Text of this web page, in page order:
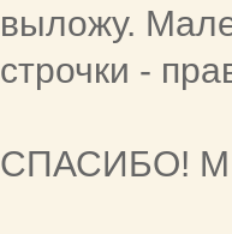
выложу.
строчки -
СПАСИБО!